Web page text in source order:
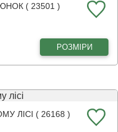
( 23501 )
РОЗМІРИ
ЛІСІ ( 26168 )